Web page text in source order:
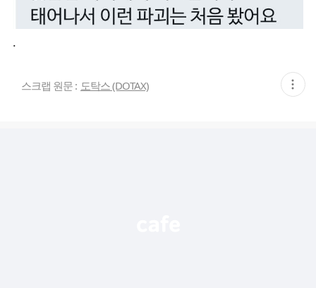
.
스크랩 원문 : 도탁스 (DOTAX) 현
재